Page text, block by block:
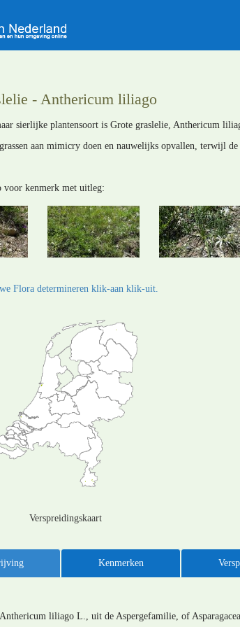
- Anthericum liliago
sierlijke plantensoort is Grote graslelie, Anthericum
aan mimicry doen en nauwelijks opvallen, terwijl
kenmerk met uitleg:
Flora determineren klik-aan klik-uit.
Verspreidingskaart
Kenmerken
liliago L., uit de Aspergefamilie, of